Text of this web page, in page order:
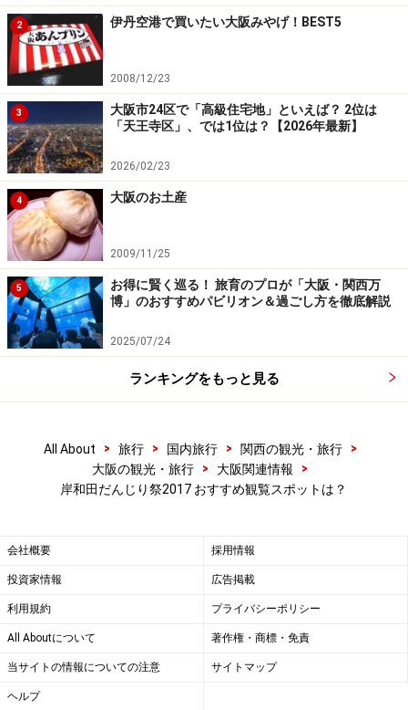
和田だんじり祭には全22台のだんじりが一堂に会するイ
ベントがあって、それが9月16日宵宮の午後1時から開催
される「駅前パレード」です。
商店街を飛び出して「やりまわし」をするだんじりで
す。「駅前パレード」では「やりまわし」の前には花火
や鳴り物のパフォーミングなどもあります。いかにも
「お祭り！」といった雰囲気に包まれる瞬間といえま
す。
この「駅前」というのは南海本線の岸和田駅のことです
が（JR阪和線の東岸和田駅とは違うので要注意）、岸和
田駅前通商店街から勢いよくだんじりが飛び出してき
て、次から次へと見事な「やりまわし」（トップスピー
ドのままにだんじりを方向転換させることで、美しく見
とされています）を披露してくれます。岸和田だんじり
祭の最大の見せ場といえますが、駅前で開催されるので
しめます。
例年60万人以上の観客動員を誇るという岸和田だんじり
祭。とくに「駅前パレード」の場所取りには苦労します
が、それだけの価値はあります。
2 伊丹空港で買いたい大阪みやげ！BEST5
2008/12/23
3
大阪市24区で「高級住宅地」といえば？ 2位は
「天王寺区」、では1位は？【2026年最新】
2026/02/23
4 大阪のお土産
2009/11/25
5
お得に賢く巡る！ 旅育のプロが「大阪・関西万
博」のおすすめパビリオン＆過ごし方を徹底解説
2025/07/24
ランキングをもっと見る
All About > 旅行 > 国内旅行 > 関西の観光・旅行
>
大阪の観光・旅行
> 大阪関連情報
>
岸和田だんじり祭2017 おすすめ観覧スポットは？
会社概要 採用情報
投資家情報 広告掲載
利用規約 プライバシーポリシー
All Aboutについて 著作権・商標・免責
当サイトの情報についての注意 サイトマップ
ヘルプ